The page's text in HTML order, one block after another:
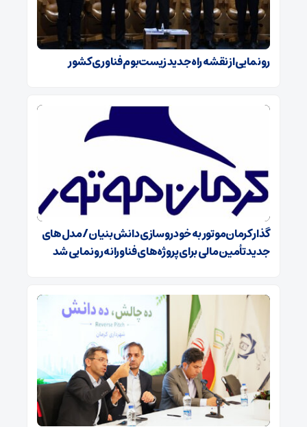
رونمایی از نقشه راه جدید زیست‌بوم فناوری کشور
گذار کرمان‌موتور به خودروسازی دانش‌بنیان/ مدل‌های
جدید تأمین مالی برای پروژه‌های فناورانه رونمایی شد